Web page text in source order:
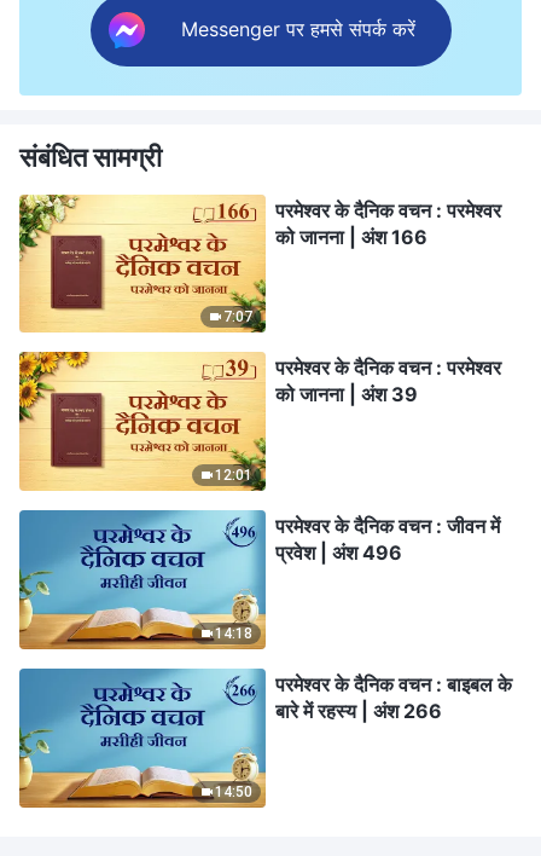
Messenger पर हमसे संपर्क करें
संबंधित सामग्री
7:07
परमेश्वर के दैनिक वचन : परमेश्वर
को जानना | अंश 166
12:01
परमेश्वर के दैनिक वचन : परमेश्वर
को जानना | अंश 39
14:18
परमेश्वर के दैनिक वचन : जीवन में
प्रवेश | अंश 496
14:50
परमेश्वर के दैनिक वचन : बाइबल के
बारे में रहस्य | अंश 266